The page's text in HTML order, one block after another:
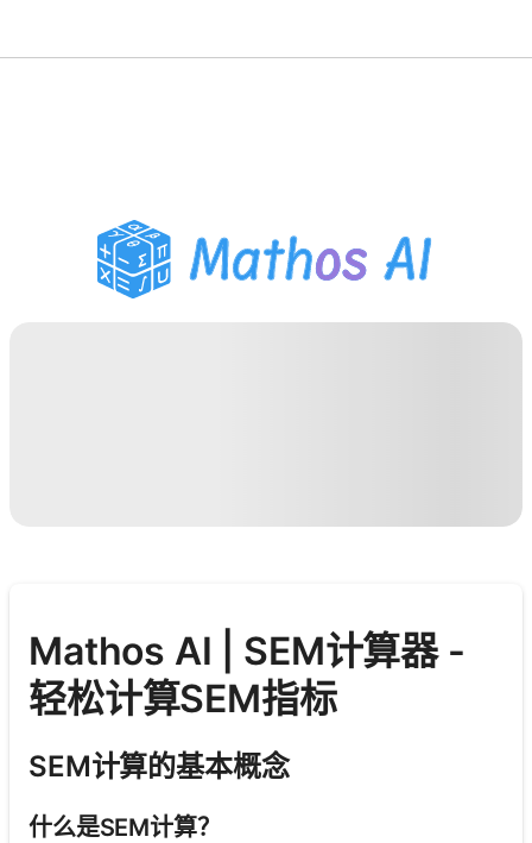
PDF 作业助手
学习工具
Mathos AI | SEM计算器 -
轻松计算SEM指标
SEM计算的基本概念
什么是SEM计算？